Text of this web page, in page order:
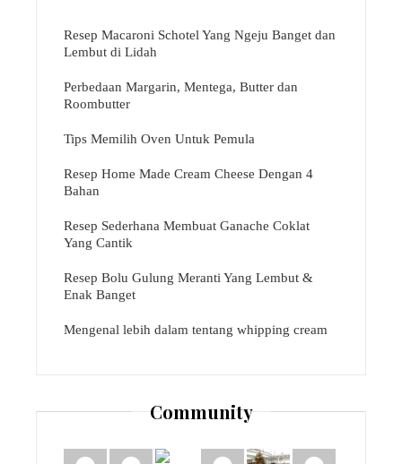
Resep Macaroni Schotel Yang Ngeju Banget dan
Lembut di Lidah
Perbedaan Margarin, Mentega, Butter dan
Roombutter
Tips Memilih Oven Untuk Pemula
Resep Home Made Cream Cheese Dengan 4
Bahan
Resep Sederhana Membuat Ganache Coklat
Yang Cantik
Resep Bolu Gulung Meranti Yang Lembut &
Enak Banget
Mengenal lebih dalam tentang whipping cream
Community